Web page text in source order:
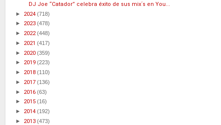
DJ Joe “Catador” celebra éxito de sus mix´s en You...
► 2024 (718)
► 2023 (478)
► 2022(448)
► 2021 (417)
► 2020 (359)
► 2019 (223)
► 2018 (110)
► 2017 (136)
► 2016 (63)
► 2015 (16)
► 2014 (192)
► 2013 (473)